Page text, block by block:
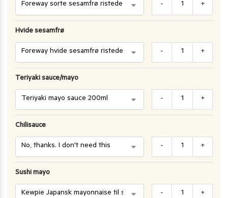
- +
Hvide sesamfrø
- +
Teriyaki sauce/mayo
- +
Chilisauce
- +
Sushi mayo
- +